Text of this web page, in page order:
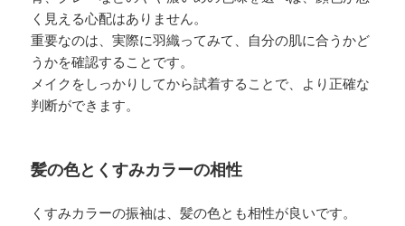
く見える心配はありません。
重要なのは、実際に羽織ってみて、自分の肌に合うかど
うかを確認することです。
メイクをしっかりしてから試着することで、より正確な
判断ができます。
髪の色とくすみカラーの相性
くすみカラーの振袖は、髪の色とも相性が良いです。